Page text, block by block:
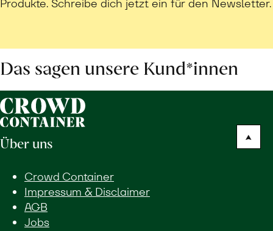
Produkte. Schreibe dich jetzt ein für den Newsletter.
Das sagen unsere Kund*innen
Über uns
Crowd Container
Impressum & Disclaimer
AGB
Jobs